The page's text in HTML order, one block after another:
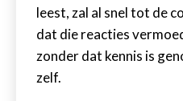
leest, zal al snel tot de
dat die reacties
zonder dat kennis is
zelf.